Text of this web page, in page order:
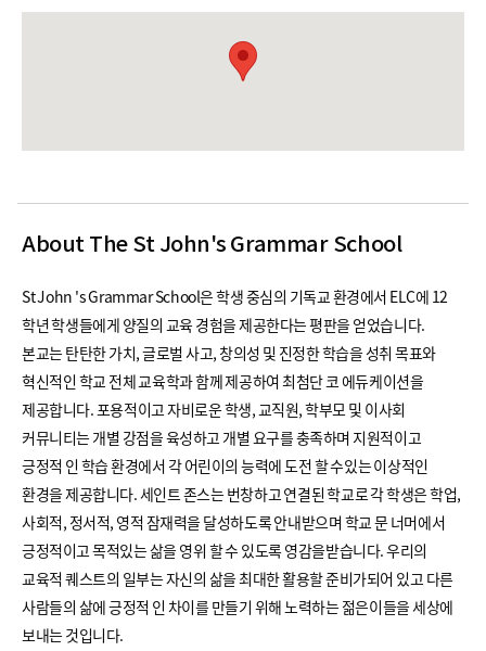
About The St John's Grammar School
St John 's Grammar School은 학생 중심의 기독교 환경에서 ELC에 12
학년 학생들에게 양질의 교육 경험을 제공한다는 평판을 얻었습니다.
본교는 탄탄한 가치, 글로벌 사고, 창의성 및 진정한 학습을 ​​성취 목표와
혁신적인 학교 전체 교육학과 함께 제공하여 최첨단 코 에듀케이션을
제공합니다. 포용적이고 자비로운 학생, 교직원, 학부모 및 이사회
커뮤니티는 개별 강점을 육성하고 개별 요구를 충족하며 지원적이고
긍정적 인 학습 환경에서 각 어린이의 능력에 도전 할 수있는 이상적인
환경을 제공합니다. 세인트 존스는 번창하고 연결된 학교로 각 학생은 학업,
사회적, 정서적, 영적 잠재력을 달성하도록 안내받으며 학교 문 너머에서
긍정적이고 목적있는 삶을 영위 할 수 있도록 영감을받습니다. 우리의
교육적 퀘스트의 일부는 자신의 삶을 최대한 활용할 준비가되어 있고 다른
사람들의 삶에 긍정적 인 차이를 만들기 위해 노력하는 젊은이들을 세상에
보내는 것입니다.